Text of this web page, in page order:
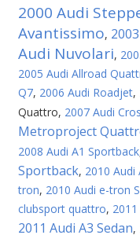
2000 Audi
Avantissimo,
Audi Nuvolari,
2005 Audi Allroad
Q7, 2006 Audi Roadjet,
Quattro, 2007 Audi
Metroproject
2008 Audi A1 Sportback
Sportback, 2010 Audi
tron, 2010 Audi e-tron
clubsport quattro,
2011 Audi A3 Sedan,